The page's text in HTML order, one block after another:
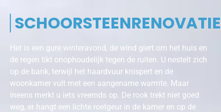
SCHOORSTEENRENOVATIE
Het is een gure winteravond, de wind giert om het huis en
de regen tikt onophoudelijk tegen de ruiten. U nestelt zich
op de bank, terwijl het haardvuur knispert en de
woonkamer vult met een aangename warmte. Maar
ineens merkt u iets vreemds op. De rook trekt niet goed
weg, er hangt een lichte roetgeur in de kamer en op de